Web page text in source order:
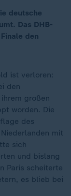
deutsche
Das DHB-
den
ist verloren:
den
großen
worden. Die
des
mit
sich
und bislang
Paris scheiterte
es blieb bei